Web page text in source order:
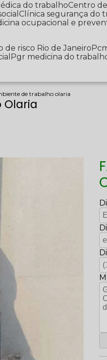
do trabalho
Centro
Clínica segurança do
ocupacional e
de risco Rio de Janeiro
Pgr medicina do
de trabalho olaria
Olaria